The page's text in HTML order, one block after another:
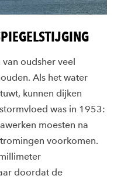
oudsher veel
Als het water
kunnen dijken
was in 1953:
moesten na
voorkomen.
doordat de